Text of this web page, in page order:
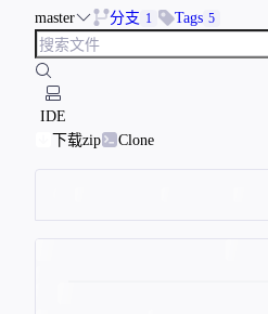
master 分支 1 Tags 5
IDE
下载zip
Clone